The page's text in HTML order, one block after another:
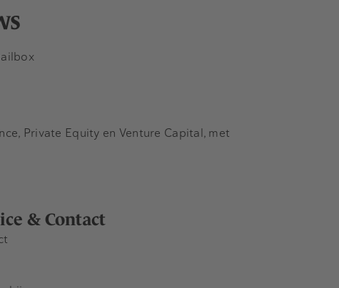
& Contact
Private Equity en Venture Capital, met